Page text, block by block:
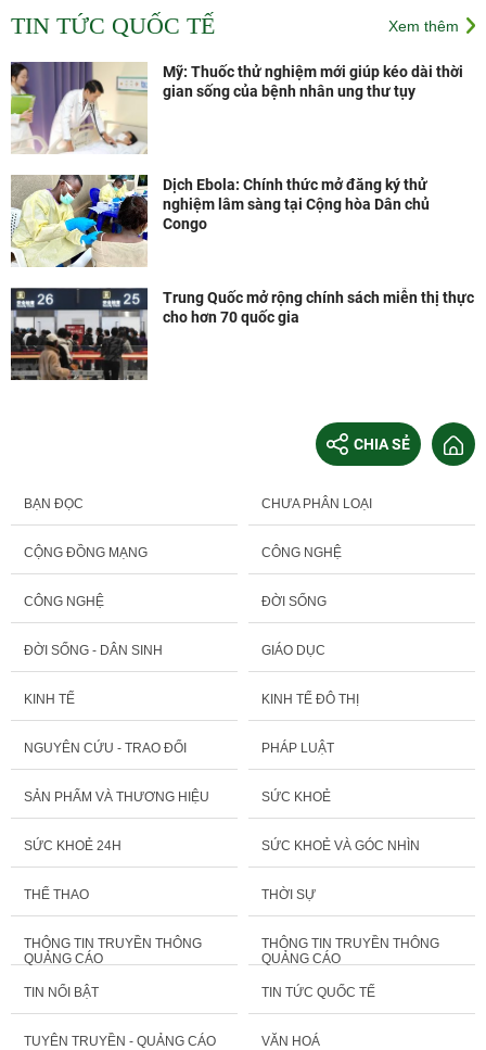
theo công nghệ của Pháp
sẽ được sản xuất tại Nhà
phẩm VNVC từ năm 2028
TIN TỨC QUỐC TẾ Xem thêm
Mỹ: Thuốc thử nghiệm mới giúp kéo dài thời
gian sống của bệnh nhân ung thư tụy
Dịch Ebola: Chính thức mở đăng ký thử
nghiệm lâm sàng tại Cộng hòa Dân chủ
Congo
Trung Quốc mở rộng chính sách miễn thị thực
cho hơn 70 quốc gia
CHIA SẺ
BẠN ĐỌC CHƯA PHÂN LOẠI
CỘNG ĐỒNG MẠNG CÔNG NGHỆ
CÔNG NGHỆ ĐỜI SỐNG
ĐỜI SỐNG - DÂN SINH GIÁO DỤC
KINH TẾ KINH TẾ ĐÔ THỊ
NGUYÊN CỨU - TRAO ĐỔI PHÁP LUẬT
SẢN PHẨM VÀ THƯƠNG HIỆU SỨC KHOẺ
SỨC KHOẺ 24H SỨC KHOẺ VÀ GÓC NHÌN
THỂ THAO THỜI SỰ
THÔNG TIN TRUYỀN THÔNG
QUẢNG CÁO
THÔNG TIN TRUYỀN THÔNG
QUẢNG CÁO
TIN NỔI BẬT TIN TỨC QUỐC TẾ
TUYÊN TRUYỀN - QUẢNG CÁO VĂN HOÁ